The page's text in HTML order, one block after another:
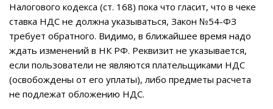
Налогового кодекса (ст. 168) пока что гласит, что в чеке
ставка НДС не должна указываться, Закон №54-ФЗ
требует обратного. Видимо, в ближайшее время надо
ждать изменений в НК РФ. Реквизит не указывается,
если пользователи не являются плательщиками НДС
(освобождены от его уплаты), либо предметы расчета
не подлежат обложению НДС.